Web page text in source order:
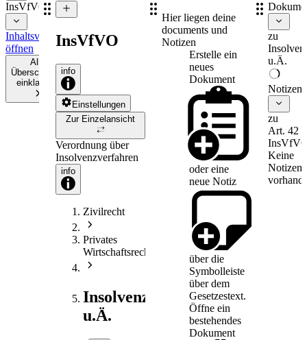
InsVfVO
Inhaltsverzeichnis
öffnen
Alle
Überschriften
einklappen
InsVfVO
info
Einstellungen
Zur Einzelansicht
Verordnung über
Insolvenzverfahren
info
Zivilrecht
Privates
Wirtschaftsrecht
Insolvenzrecht
u.Ä.
Hier liegen deine
documents und
Notizen
Erstelle ein
neues
Dokument
oder eine
neue Notiz
über die
Symbolleiste
über dem
Gesetzestext.
Öffne ein
bestehendes
Dokument
zu
u.Ä.
Notizen
zu
Art. 42
Keine
Notizen